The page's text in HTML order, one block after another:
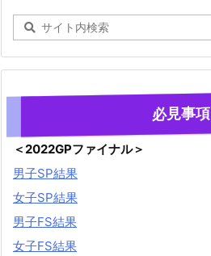
必見事項
＜2022GPファイナル＞
男子SP結果
女子SP結果
男子FS結果
女子FS結果